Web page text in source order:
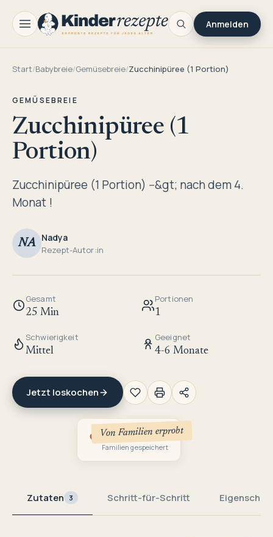
Anmelden
Start/Babybreie/Gemüsebreie/Zucchinipüree (1 Portion)
GEMÜSEBREIE
Zucchinipüree (1
Portion)
Zucchinipüree (1 Portion) --&gt; nach dem 4.
Monat !
NA Nadya
Rezept-Autor:in
Gesamt
25 Min
Portionen
1
Schwierigkeit
Mittel
Geeignet
4-6 Monate
Jetzt loskochen
Von Familien erprobt
1
Familien gespeichert
Zutaten 3 Schritt-für-Schritt